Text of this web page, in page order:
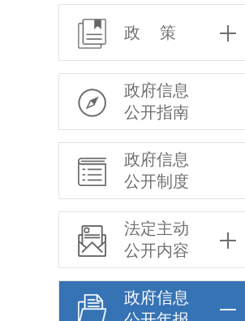
政 策
政府信息
公开指南
政府信息
公开制度
法定主动
公开内容
政府信息